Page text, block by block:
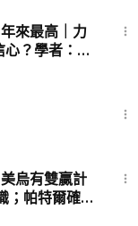
來最高｜力
？學者：中
險增│新唐
烏有雙贏計
；帕特爾確認
日看點】